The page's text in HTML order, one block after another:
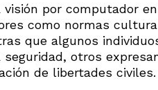
por computador
como normas
que algunos
otros
de libertades civiles.